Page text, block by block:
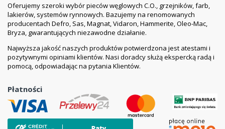
Oferujemy szeroki wybór pieców węglowych C.O., grzejników, farb,
lakierów, systemów rynnowych. Bazujemy na renomowanych
producentach Defro, Sas, Magnat, Vidaron, Hammerite, Oleo-Mac,
Bryza, gwarantujących niezawodne działanie.
Najwyższa jakość naszych produktów potwierdzona jest atestami i
pozytywnymi opiniami klientów. Nasi doradcy służą ekspercką radą i
pomocą, odpowiadając na pytania Klientów.
Płatności